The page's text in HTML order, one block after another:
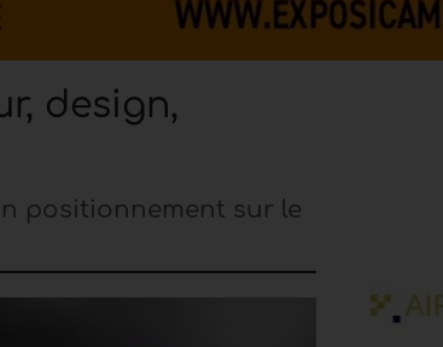
design,
positionnement sur le